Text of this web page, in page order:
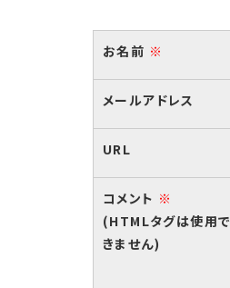
お名前 ※
メールアドレス
URL
コメント ※
(HTMLタグは使用で
きません)